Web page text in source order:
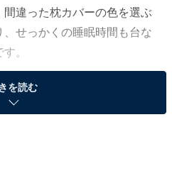
違った枕カバーの色を選ぶ
せっかくの睡眠時間も台な
。
気を高めるために最適な枕
より最適な睡眠を取るため
を読む